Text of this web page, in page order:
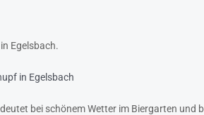
Egelsbach.
in Egelsbach
bei schönem Wetter im Biergarten und